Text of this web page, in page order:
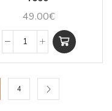
49.00€
4